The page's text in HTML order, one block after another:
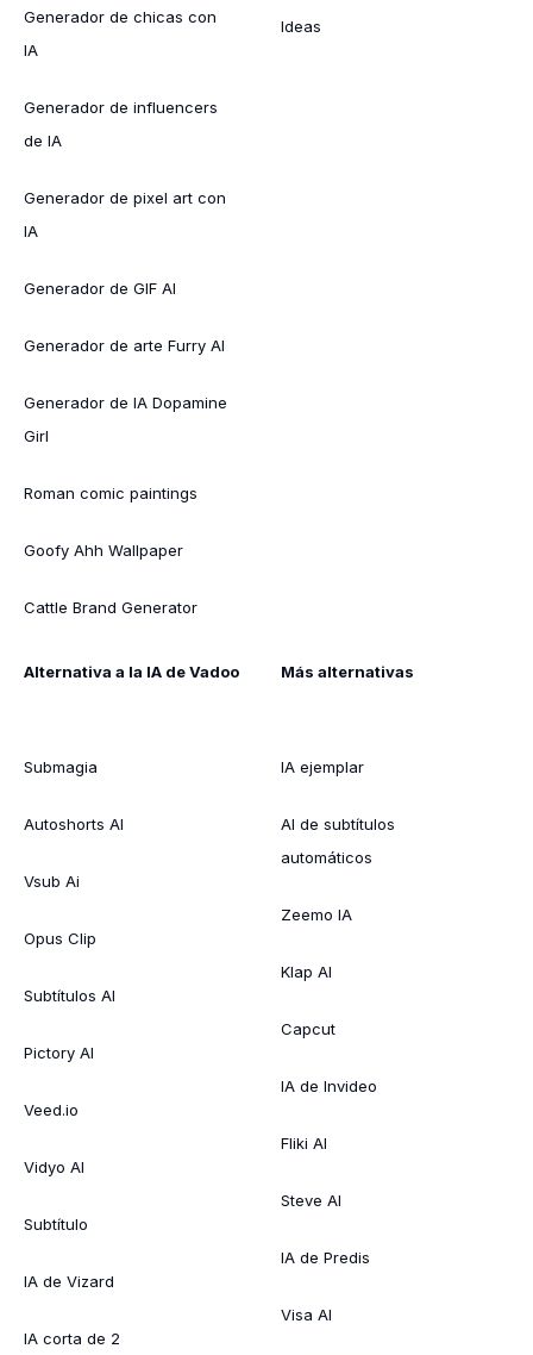
Generador de chicas con
IA
Generador de influencers
de IA
Generador de pixel art con
IA
Generador de GIF AI
Generador de arte Furry AI
Generador de IA Dopamine
Girl
Roman comic paintings
Goofy Ahh Wallpaper
Cattle Brand Generator
Ideas
Alternativa a la IA de Vadoo
Submagia
Autoshorts AI
Vsub Ai
Opus Clip
Subtítulos AI
Pictory AI
Veed.io
Vidyo AI
Subtítulo
IA de Vizard
IA corta de 2
Más alternativas
IA ejemplar
AI de subtítulos
automáticos
Zeemo IA
Klap AI
Capcut
IA de Invideo
Fliki AI
Steve AI
IA de Predis
Visa AI